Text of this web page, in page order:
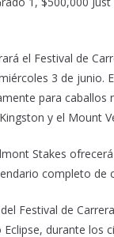
el Festival de
3 de junio.
para
y el Mount
Stakes
completo
Festival de
durante los